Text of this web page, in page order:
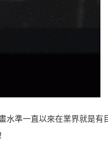
水準一直以來在業界就是有